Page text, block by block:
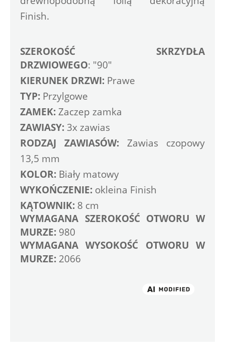
Finish.
SZEROKOŚĆ SKRZYDŁA
DRZWIOWEGO: "90"
KIERUNEK DRZWI: Prawe
TYP: Przylgowe
ZAMEK: Zaczep zamka
ZAWIASY: 3x zawias
RODZAJ ZAWIASÓW: Zawias czopowy
13,5 mm
KOLOR: Biały matowy
WYKOŃCZENIE: okleina Finish
KĄTOWNIK: 8 cm
WYMAGANA SZEROKOŚĆ OTWORU W
MURZE: 980
WYMAGANA WYSOKOŚĆ OTWORU W
MURZE: 2066